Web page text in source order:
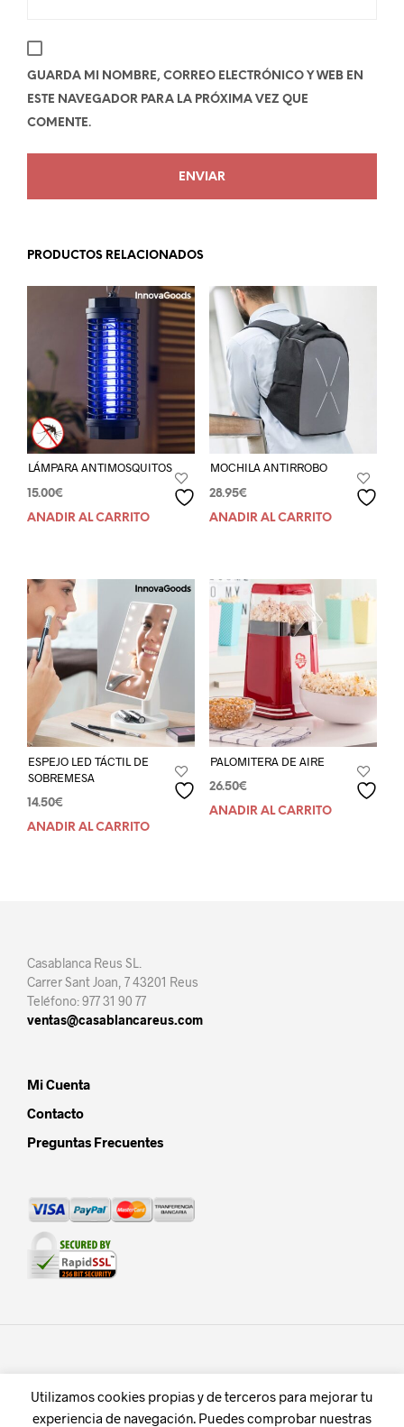
GUARDA MI NOMBRE, CORREO ELECTRÓNICO Y WEB EN
ESTE NAVEGADOR PARA LA PRÓXIMA VEZ QUE
COMENTE.
PRODUCTOS RELACIONADOS
LÁMPARA ANTIMOSQUITOS
15.00€
AÑADIR AL CARRITO
MOCHILA ANTIRROBO
28.95€
AÑADIR AL CARRITO
ESPEJO LED TÁCTIL DE
SOBREMESA
14.50€
AÑADIR AL CARRITO
PALOMITERA DE AIRE
26.50€
AÑADIR AL CARRITO
Casablanca Reus SL.
Carrer Sant Joan, 7 43201 Reus
Teléfono: 977 31 90 77
ventas@casablancareus.com
Mi Cuenta
Contacto
Preguntas Frecuentes
Utilizamos cookies propias y de terceros para mejorar tu
experiencia de navegación. Puedes comprobar nuestras